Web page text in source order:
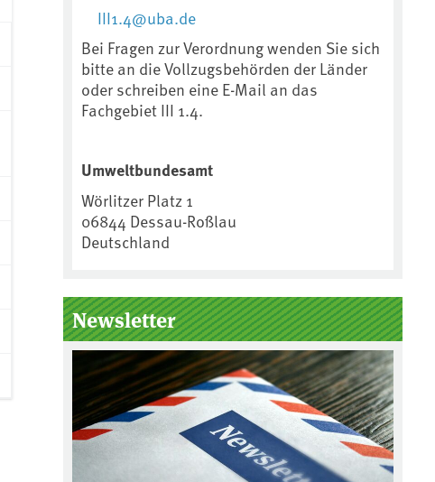
III1.4@uba.de
Bei Fragen zur Verordnung wenden Sie sich
bitte an die Vollzugsbehörden der Länder
oder schreiben eine E-Mail an das
Fachgebiet III 1.4.
Umweltbundesamt
Wörlitzer Platz 1
06844 Dessau-Roßlau
Deutschland
Newsletter